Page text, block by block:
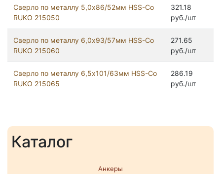
Каталог
Анкеры
Сверло по металлу 5,0х86/52мм HSS-Co
RUKO 215050
321.18
руб./шт
Сверло по металлу 6,0х93/57мм HSS-Co
RUKO 215060
271.65
руб./шт
Сверло по металлу 6,5х101/63мм HSS-Co
RUKO 215065
286.19
руб./шт